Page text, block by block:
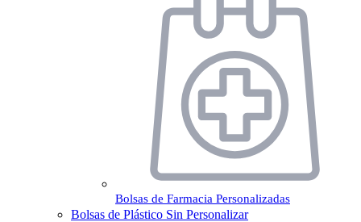
Bolsas de Farmacia Personalizadas
Bolsas de Plástico Sin Personalizar